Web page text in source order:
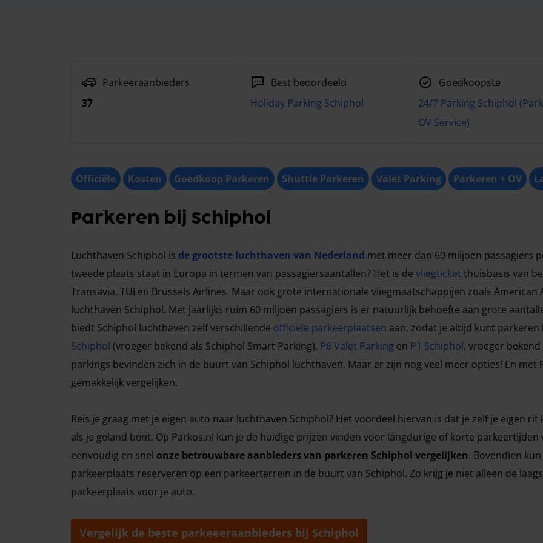
Parkeeraanbieders
37
Best beoordeeld
Holiday Parking Schiphol
Goedkoopste
24/7 Parking Schiphol
OV Service)
Officiële Kosten Goedkoop Parkeren Shuttle Parkeren Valet Parking Parkeren + OV
Parkeren bij Schiphol
Luchthaven Schiphol is de grootste luchthaven van Nederland met meer dan 60 miljoen passagiers
tweede plaats staat in Europa in termen van passagiersaantallen? Het is de vliegticket thuisbasis van
Transavia, TUI en Brussels Airlines. Maar ook grote internationale vliegmaatschappijen zoals American
luchthaven Schiphol. Met jaarlijks ruim 60 miljoen passagiers is er natuurlijk behoefte aan grote
biedt Schiphol luchthaven zelf verschillende officiële parkeerplaatsen aan, zodat je altijd kunt
Schiphol (vroeger bekend als Schiphol Smart Parking), P6 Valet Parking en P1 Schiphol, vroeger
parkings bevinden zich in de buurt van Schiphol luchthaven. Maar er zijn nog veel meer opties! En met
gemakkelijk vergelijken.
Reis je graag met je eigen auto naar luchthaven Schiphol? Het voordeel hiervan is dat je zelf je eigen
als je geland bent. Op Parkos.nl kun je de huidige prijzen vinden voor langdurige of korte
eenvoudig en snel onze betrouwbare aanbieders van parkeren Schiphol vergelijken. Bovendien
parkeerplaats reserveren op een parkeerterrein in de buurt van Schiphol. Zo krijg je niet alleen de
parkeerplaats voor je auto.
Vergelijk de beste parkeeeraanbieders bij Schiphol